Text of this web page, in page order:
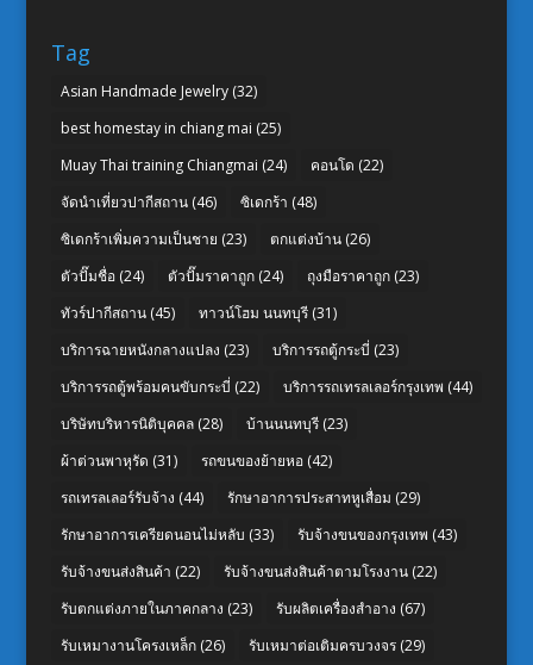
Tag
Asian Handmade Jewelry(32)
best homestay in chiang mai (25)
Muay Thai training Chiangmai (24) คอนโด (22)
จัดนำเที่ยวปากีสถาน(46) ซิเดกร้า (48)
ซิเดกร้าเพิ่มความเป็นชาย (23) ตกแต่งบ้าน(26)
ตัวปั๊มชื่อ(24) ตัวปั๊มราคาถูก(24) ถุงมือราคาถูก(23)
ทัวร์ปากีสถาน(45) ทาวน์โฮม นนทบุรี(31)
บริการฉายหนังกลางแปลง (23) บริการรถตู้กระบี่ (23)
บริการรถตู้พร้อมคนขับกระบี่ (22) บริการรถเทรลเลอร์กรุงเทพ (44)
บริษัทบริหารนิติบุคคล(28) บ้านนนทบุรี(23)
ผ้าต่วนพาหุรัด (31) รถขนของย้ายหอ(42)
รถเทรลเลอร์รับจ้าง (44) รักษาอาการประสาทหูเสื่อม (29)
รักษาอาการเครียดนอนไม่หลับ (33) รับจ้างขนของกรุงเทพ (43)
รับจ้างขนส่งสินค้า (22) รับจ้างขนส่งสินค้าตามโรงงาน(22)
รับตกแต่งภายในภาคกลาง (23) รับผลิตเครื่องสำอาง (67)
รับเหมางานโครงเหล็ก(26) รับเหมาต่อเติมครบวงจร(29)